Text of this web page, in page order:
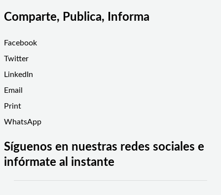
Comparte, Publica, Informa
Facebook
Twitter
LinkedIn
Email
Print
WhatsApp
Síguenos en nuestras redes sociales e
infórmate al instante